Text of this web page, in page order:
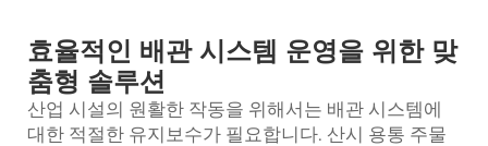
효율적인 배관 시스템 운영을 위한 맞
춤형 솔루션
산업 시설의 원활한 작동을 위해서는 배관 시스템에
대한 적절한 유지보수가 필요합니다. 산시 용통 주물